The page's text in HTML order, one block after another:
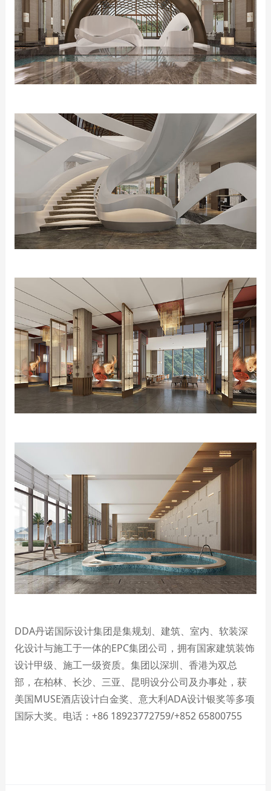
DDA丹诺国际设计集团是集规划、建筑、室内、软装深
化设计与施工于一体的EPC集团公司，拥有国家建筑装饰
设计甲级、施工一级资质。集团以深圳、香港为双总
部，在柏林、长沙、三亚、昆明设分公司及办事处，获
美国MUSE酒店设计白金奖、意大利ADA设计银奖等多项
国际大奖。电话：+86 18923772759/+852 65800755